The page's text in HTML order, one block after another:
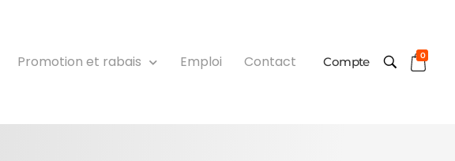
Promotion et rabais Emploi Contact Compte 0